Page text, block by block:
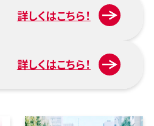
詳しくはこちら！
詳しくはこちら！